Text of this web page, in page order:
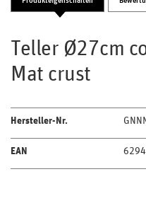
Teller Ø27cm
Mat crust
Hersteller-Nr.
EAN